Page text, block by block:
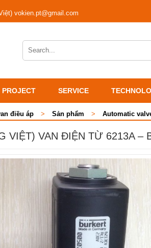
vokien.pt@gmail.com
PROJECT SERVICE
điều áp > Sản phẩm > Automatic
VIỆT) VAN ĐIỆN TỪ 6213A –